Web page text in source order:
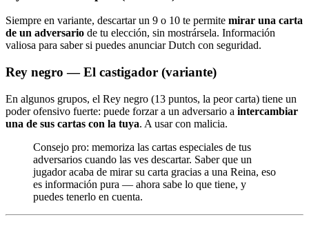
Siempre en variante, descartar un 9 o 10 te permite mirar una carta
de un adversario de tu elección, sin mostrársela. Información
valiosa para saber si puedes anunciar Dutch con seguridad.
Rey negro — El castigador (variante)
En algunos grupos, el Rey negro (13 puntos, la peor carta) tiene un
poder ofensivo fuerte: puede forzar a un adversario a intercambiar
una de sus cartas con la tuya. A usar con malicia.
Consejo pro: memoriza las cartas especiales de tus
adversarios cuando las ves descartar. Saber que un
jugador acaba de mirar su carta gracias a una Reina, eso
es información pura — ahora sabe lo que tiene, y
puedes tenerlo en cuenta.